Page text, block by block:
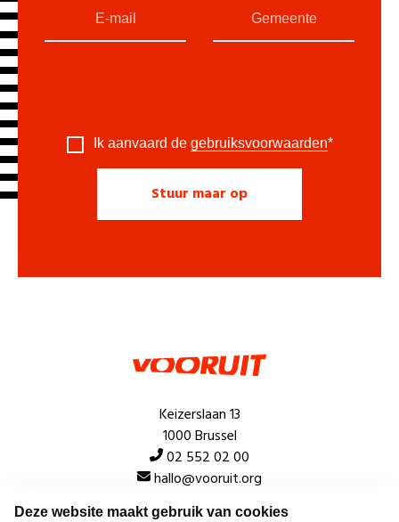
Deze website maakt gebruik van cookies
Ik aanvaard de gebruiksvoorwaarden*
Keizerslaan 13
1000 Brussel
02 552 02 00
hallo@vooruit.org